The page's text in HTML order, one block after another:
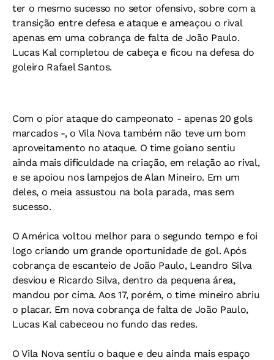
ter o mesmo sucesso no setor ofensivo, sobre com a
transição entre defesa e ataque e ameaçou o rival
apenas em uma cobrança de falta de João Paulo.
Lucas Kal completou de cabeça e ficou na defesa do
goleiro Rafael Santos.
Com o pior ataque do campeonato - apenas 20 gols
marcados -, o Vila Nova também não teve um bom
aproveitamento no ataque. O time goiano sentiu
ainda mais dificuldade na criação, em relação ao rival,
e se apoiou nos lampejos de Alan Mineiro. Em um
deles, o meia assustou na bola parada, mas sem
sucesso.
O América voltou melhor para o segundo tempo e foi
logo criando um grande oportunidade de gol. Após
cobrança de escanteio de João Paulo, Leandro Silva
desviou e Ricardo Silva, dentro da pequena área,
mandou por cima. Aos 17, porém, o time mineiro abriu
o placar. Em nova cobrança de falta de João Paulo,
Lucas Kal cabeceou no fundo das redes.
O Vila Nova sentiu o baque e deu ainda mais espaço